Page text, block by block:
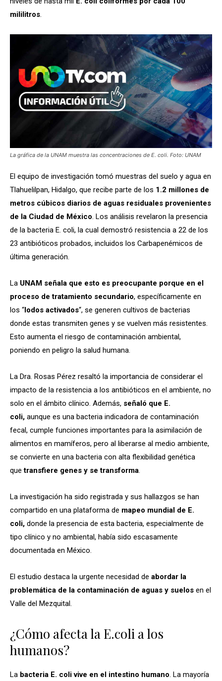
mililitros
La gráfica de la UNAM muestra las concentraciones de E. coli. Foto: UNAM
El equipo de investigación tomó muestras del suelo y agua en
Tlahuelilpan, Hidalgo, que recibe parte de los 1.2 millones de
metros cúbicos diarios de aguas residuales provenientes
de la Ciudad de México. Los análisis revelaron la presencia
de la bacteria E. coli, la cual demostró resistencia a 22 de los
23 antibióticos probados, incluidos los Carbapenémicos de
última generación.
La UNAM señala que esto es preocupante porque en el
proceso de tratamiento secundario, específicamente en
los “lodos activados“, se generen cultivos de bacterias
donde estas transmiten genes y se vuelven más resistentes.
Esto aumenta el riesgo de contaminación ambiental,
poniendo en peligro la salud humana.
La Dra. Rosas Pérez resaltó la importancia de considerar el
impacto de la resistencia a los antibióticos en el ambiente, no
solo en el ámbito clínico. Además, señaló que E.
coli, aunque es una bacteria indicadora de contaminación
fecal, cumple funciones importantes para la asimilación de
alimentos en mamíferos, pero al liberarse al medio ambiente,
se convierte en una bacteria con alta flexibilidad genética
quetransfiere genes y se transforma.
La investigación ha sido registrada y sus hallazgos se han
compartido en una plataforma de mapeo mundial de E.
coli, donde la presencia de esta bacteria, especialmente de
tipo clínico y no ambiental, había sido escasamente
documentada en México.
El estudio destaca la urgente necesidad de abordar la
problemática de la contaminación de aguas y suelos en el
Valle del Mezquital.
¿Cómo afecta la E.coli a los
humanos?
La bacteria E. coli vive en el intestino humano. La mayoría